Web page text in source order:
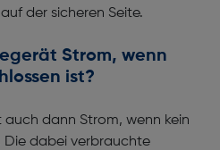
der sicheren Seite.
Strom, wenn
ist?
dann Strom, wenn kein
Die dabei verbrauchte